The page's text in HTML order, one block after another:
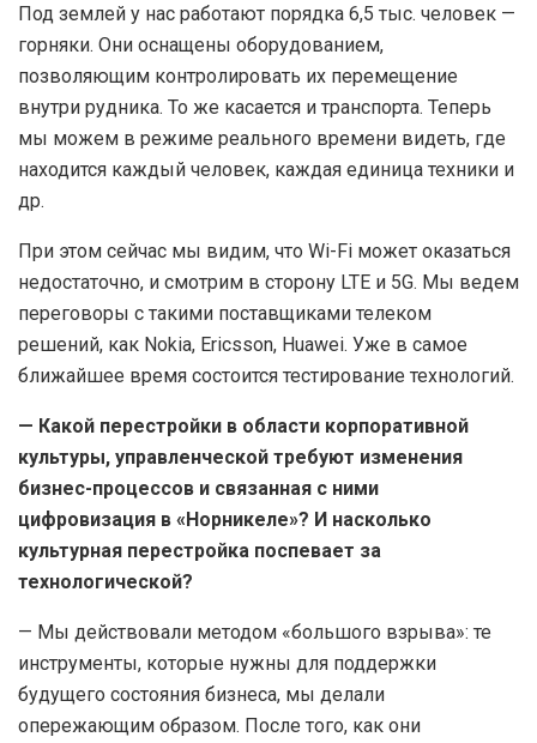
Под землей у нас работают порядка 6,5 тыс. человек —
горняки. Они оснащены оборудованием,
позволяющим контролировать их перемещение
внутри рудника. То же касается и транспорта. Теперь
мы можем в режиме реального времени видеть, где
находится каждый человек, каждая единица техники и
др.
При этом сейчас мы видим, что Wi-Fi может оказаться
недостаточно, и смотрим в сторону LTE и 5G. Мы ведем
переговоры с такими поставщиками телеком
решений, как Nokia, Ericsson, Huawei. Уже в самое
ближайшее время состоится тестирование технологий.
— Какой перестройки в области корпоративной
культуры, управленческой требуют изменения
бизнес-процессов и связанная с ними
цифровизация в «Норникеле»? И насколько
культурная перестройка поспевает за
технологической?
— Мы действовали методом «большого взрыва»: те
инструменты, которые нужны для поддержки
будущего состояния бизнеса, мы делали
опережающим образом. После того, как они